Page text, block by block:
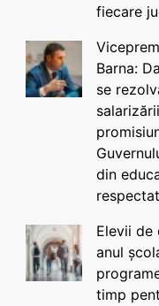
fiecare
Barna:
se
din
Elevii de
anul
timp